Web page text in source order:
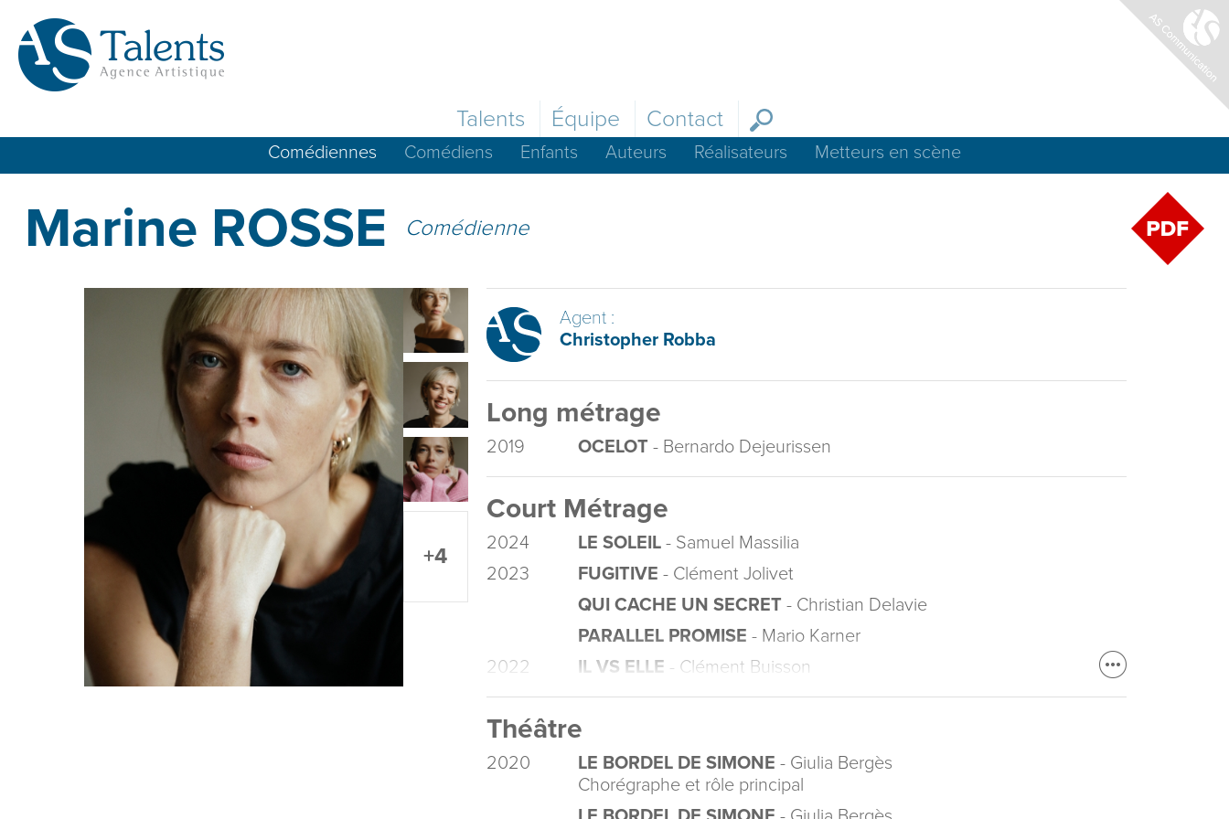
Talents
Comédiennes Comédiens Enfants Auteurs Réalisateurs Metteurs en scène
Équipe Contact
Marine ROSSE Comédienne
+4
Agent :
Christopher Robba
Long métrage
2019 OCELOT - Bernardo Dejeurissen
Court Métrage
2024 LE SOLEIL - Samuel Massilia
2023
FUGITIVE - Clément Jolivet
QUI CACHE UN SECRET - Christian Delavie
PARALLEL PROMISE - Mario Karner
2022
IL VS ELLE - Clément Buisson
Théâtre
2020 LE BORDEL DE SIMONE - Giulia Bergès
Chorégraphe et rôle principal